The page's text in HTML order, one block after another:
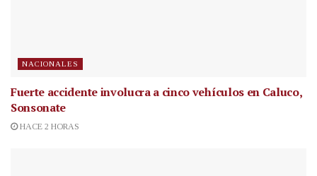
NACIONALES
Fuerte accidente involucra a cinco vehículos en Caluco,
Sonsonate
HACE 2 HORAS